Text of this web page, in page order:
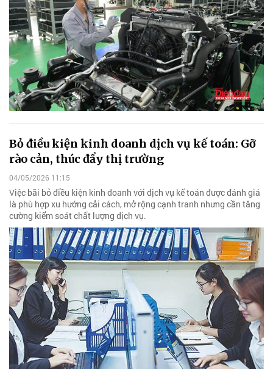
Bỏ điều kiện kinh doanh dịch vụ kế toán: Gỡ
rào cản, thúc đẩy thị trường
04/05/2026 11:15
Việc bãi bỏ điều kiện kinh doanh với dịch vụ kế toán được đánh giá
là phù hợp xu hướng cải cách, mở rộng cạnh tranh nhưng cần tăng
cường kiểm soát chất lượng dịch vụ.